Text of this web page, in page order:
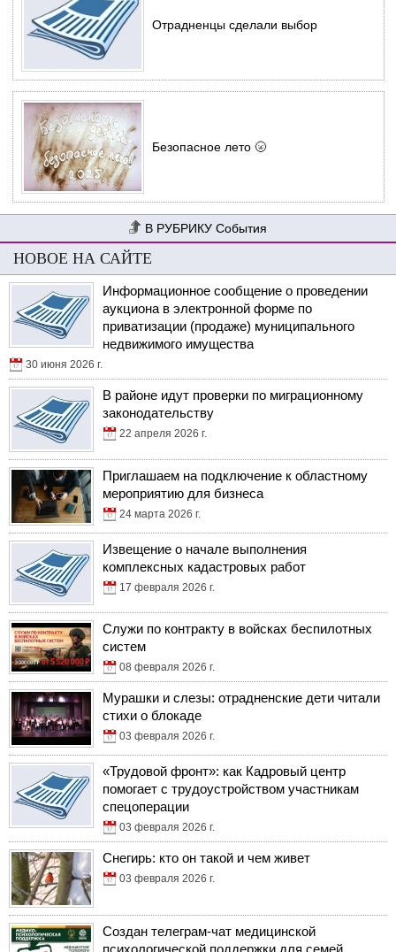
Отрадненцы сделали выбор
Безопасное лето 🌝
События
НОВОЕ НА САЙТЕ
Информационное сообщение о проведении
аукциона в электронной форме по
приватизации (продаже) муниципального
недвижимого имущества
30 июня 2026 г.
В районе идут проверки по миграционному
законодательству
22 апреля 2026 г.
Приглашаем на подключение к областному
мероприятию для бизнеса
24 марта 2026 г.
Извещение о начале выполнения
комплексных кадастровых работ
17 февраля 2026 г.
Служи по контракту в войсках беспилотных
систем
08 февраля 2026 г.
Мурашки и слезы: отрадненские дети читали
стихи о блокаде
03 февраля 2026 г.
«Трудовой фронт»: как Кадровый центр
помогает с трудоустройством участникам
спецоперации
03 февраля 2026 г.
Снегирь: кто он такой и чем живет
03 февраля 2026 г.
Создан телеграм-чат медицинской
психологической поддержки для семей